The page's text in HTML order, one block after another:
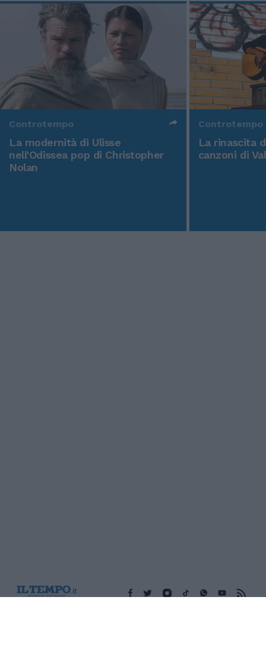
Controtempo
La modernità di Ulisse
nell'Odissea pop di Christopher
Nolan
Controtempo
La rinascita
canzoni di